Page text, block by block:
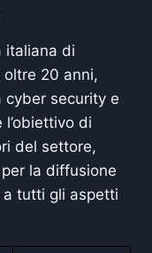
italiana di
20 anni,
cyber security e
di
del settore,
la diffusione
tutti gli aspetti